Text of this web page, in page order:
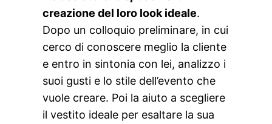
creazione del loro look ideale.
Dopo un colloquio preliminare, in cui
cerco di conoscere meglio la cliente
e entro in sintonia con lei, analizzo i
suoi gusti e lo stile dell’evento che
vuole creare. Poi la aiuto a scegliere
il vestito ideale per esaltare la sua